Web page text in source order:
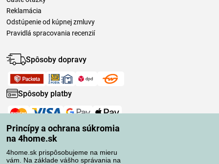
Princípy a ochrana súkromia
na 4home.sk
4home.sk prispôsobujeme na mieru
vám. Na základe vášho správania na
Reklamácia
Odstúpenie od kúpnej zmluvy
Pravidlá spracovania recenzií
Spôsoby dopravy
Spôsoby platby
Spoľahlivý obchod